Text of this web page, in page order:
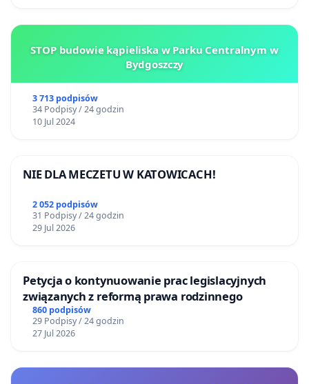
STOP budowie kąpieliska w Parku Centralnym w
Bydgoszczy
3 713 podpisów
34 Podpisy / 24 godzin
10 Jul 2024
NIE DLA MECZETU W KATOWICACH!
2 052 podpisów
31 Podpisy / 24 godzin
29 Jul 2026
Petycja o kontynuowanie prac legislacyjnych
związanych z reformą prawa rodzinnego
860 podpisów
29 Podpisy / 24 godzin
27 Jul 2026